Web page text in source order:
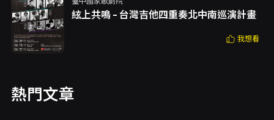
絃上共鳴 - 台灣吉他四重奏北中南巡演計畫
我想看
熱門文章